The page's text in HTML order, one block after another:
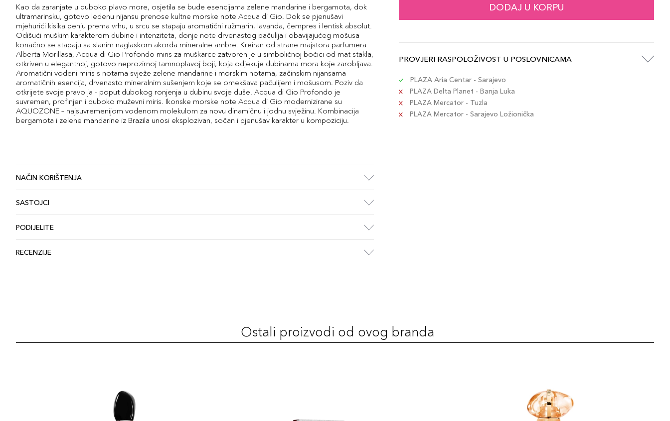
Kao da zaranjate u duboko plavo more, osjetila se bude esencijama zelene mandarine i bergamota, dok
ultramarinsku, gotovo ledenu nijansu prenose kultne morske note Acqua di Gio. Dok se pjenušavi
mjehurići kisika penju prema vrhu, u srcu se stapaju aromatični ružmarin, lavanda, čempres i lentisk absolut.
Odišući muškim karakterom dubine i intenziteta, donje note drvenastog pačulija i obavijajućeg mošusa
konačno se stapaju sa slanim naglaskom akorda mineralne ambre. Kreiran od strane majstora parfumera
Alberta Morillasa, Acqua di Gio Profondo miris za muškarce zatvoren je u simboličnoj bočici od mat stakla,
otkriven u elegantnoj, gotovo neprozirnoj tamnoplavoj boji, koja odjekuje dubinama mora koje zarobljava.
Aromatični vodeni miris s notama svježe zelene mandarine i morskim notama, začinskim nijansama
aromatičnih esencija, drvenasto mineralnim sušenjem koje se omekšava pačulijem i mošusom. Poziv da
otkrijete svoje pravo ja - poput dubokog ronjenja u dubinu svoje duše. Acqua di Gio Profondo je
suvremen, profinjen i duboko muževni miris. Ikonske morske note Acqua di Gio modernizirane su
AQUOZONE – najsuvremenijom vodenom molekulom za novu dinamičnu i jodnu svježinu. Kombinacija
bergamota i zelene mandarine iz Brazila unosi eksplozivan, sočan i pjenušav karakter u kompoziciju.
NAČIN KORIŠTENJA
SASTOJCI
PODIJELITE
RECENZIJE
DODAJ U KORPU
PROVJERI RASPOLOŽIVOST U POSLOVNICAMA
PLAZA Aria Centar - Sarajevo
PLAZA Delta Planet - Banja Luka
PLAZA Mercator - Tuzla
PLAZA Mercator - Sarajevo Ložionička
Ostali proizvodi od ovog branda